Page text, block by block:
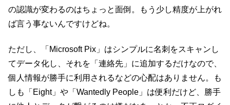
の認識が変わるのはちょっと面倒。もう少し精度が上がれ
ば言う事ないんですけどね。
ただし、「Microsoft Pix」はシンプルに名刺をスキャンし
てデータ化し、それを「連絡先」に追加するだけなので、
個人情報が勝手に利用されるなどの心配はありません。も
しも「Eight」や「Wantedly People」は便利だけど、勝手